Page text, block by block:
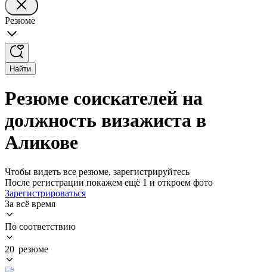
Резюме
Найти
Резюме соискателей на
должность визажиста в
Аликове
Чтобы видеть все резюме, зарегистрируйтесь
После регистрации покажем ещё 1 и откроем фото
Зарегистрироваться
За всё время
По соответствию
20 резюме